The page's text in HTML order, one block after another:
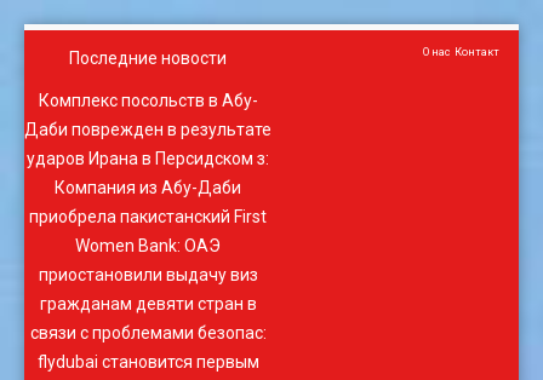
Последние новости
Комплекс посольств в Абу-
Даби поврежден в результате
ударов Ирана в Персидском з:
Компания из Абу-Даби
приобрела пакистанский First
Women Bank: ОАЭ
приостановили выдачу виз
гражданам девяти стран в
связи с проблемами безопас:
flydubai становится первым
О нас Контакт